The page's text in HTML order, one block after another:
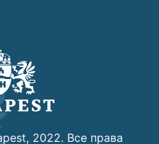
2022. Все права